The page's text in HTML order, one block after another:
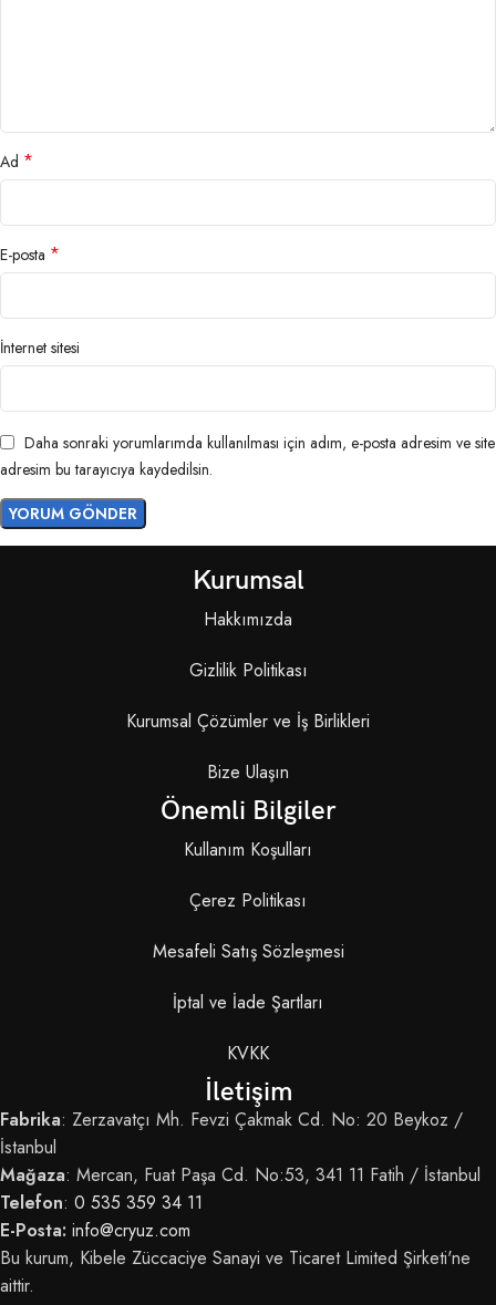
Ad *
E-posta *
İnternet sitesi
Daha sonraki yorumlarımda kullanılması için adım, e-posta adresim ve site
adresim bu tarayıcıya kaydedilsin.
Kurumsal
Hakkımızda
Gizlilik Politikası
Kurumsal Çözümler ve İş Birlikleri
Bize Ulaşın
Önemli Bilgiler
Kullanım Koşulları
Çerez Politikası
Mesafeli Satış Sözleşmesi
İptal ve İade Şartları
KVKK
İletişim
Fabrika: Zerzavatçı Mh. Fevzi Çakmak Cd. No: 20 Beykoz /
İstanbul
Mağaza: Mercan, Fuat Paşa Cd. No:53, 341 11 Fatih / İstanbul
Telefon: 0 535 359 34 11
E-Posta: info@cryuz.com
Bu kurum, Kibele Züccaciye Sanayi ve Ticaret Limited Şirketi'ne
aittir.